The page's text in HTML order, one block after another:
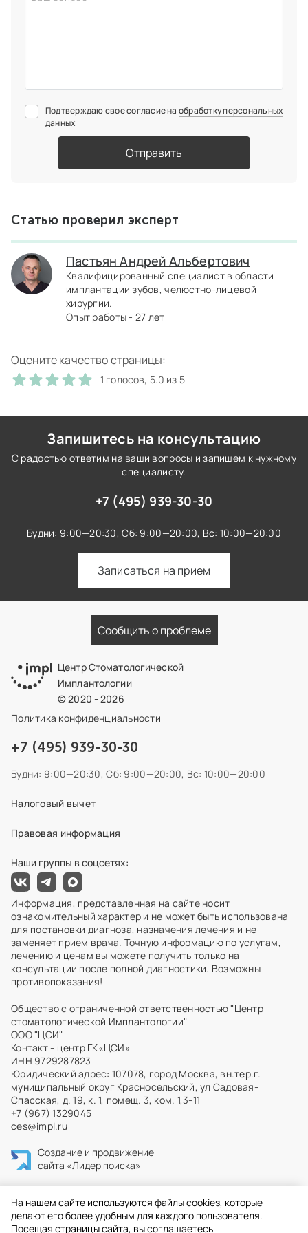
Подтверждаю свое согласие на обработку персональных
данных
Отправить
Статью проверил эксперт
Пастьян Андрей Альбертович
Квалифицированный специалист в области
имплантации зубов, челюстно-лицевой
хирургии.
Опыт работы - 27 лет
Оцените качество страницы:
1 голосов, 5.0 из 5
Запишитесь на консультацию
С радостью ответим на ваши вопросы и запишем к нужному
специалисту.
+7 (495) 939-30-30
Будни: 9:00—20:30, Сб: 9:00—20:00, Вс: 10:00—20:00
Записаться на прием
Сообщить о проблеме
Центр Стоматологической
Имплантологии
© 2020 - 2026
Политика конфиденциальности
+7 (495) 939-30-30
Будни: 9:00—20:30, Сб: 9:00—20:00, Вс: 10:00—20:00
Налоговый вычет
Наши группы в соцсетях:
Правовая информация
Информация, представленная на сайте носит
ознакомительный характер и не может быть использована
для постановки диагноза, назначения лечения и не
заменяет прием врача. Точную информацию по услугам,
лечению и ценам вы можете получить только на
консультации после полной диагностики. Возможны
противопоказания!
Общество с ограниченной ответственностью "Центр
стоматологической Имплантологии"
ООО "ЦСИ"
Контакт - центр ГК«ЦСИ»
ИНН 9729287823
Юридический адрес: 107078, город Москва, вн.тер.г.
муниципальный округ Красносельский, ул Садовая-
Спасская, д. 19, к. 1, помещ. 3, ком. 1,3-11
+7 (967) 1329045
ces@impl.ru
Создание и продвижение
сайта «Лидер поиска»
На нашем сайте используются файлы cookies, которые
делают его более удобным для каждого пользователя.
Посещая страницы сайта, вы соглашаетесь